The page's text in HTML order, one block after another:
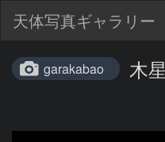
天体写真ギャラリー
garakabao 木